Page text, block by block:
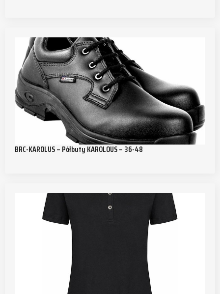
BRC-KAROLUS – Półbuty KAROLOUS – 36-48